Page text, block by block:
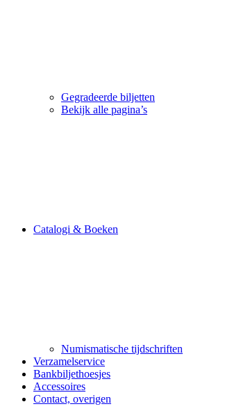
Gegradeerde biljetten
Bekijk alle pagina’s
Catalogi & Boeken
Numismatische tijdschriften
Verzamelservice
Bankbiljethoesjes
Accessoires
Contact, overigen